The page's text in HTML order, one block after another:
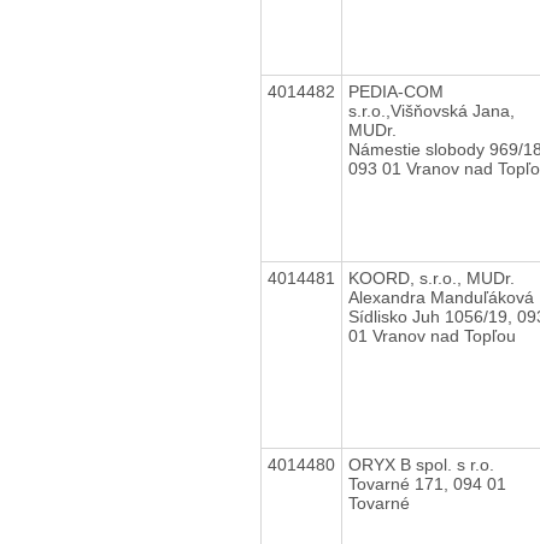
4014482
PEDIA-COM
s.r.o.,Višňovská Jana,
MUDr.
Námestie slobody 969/
093 01 Vranov nad
4014481
KOORD, s.r.o., MUDr.
Alexandra Manduľáková
Sídlisko Juh 1056/19,
01 Vranov nad Topľou
4014480
ORYX B spol. s r.o.
Tovarné 171, 094 01
Tovarné